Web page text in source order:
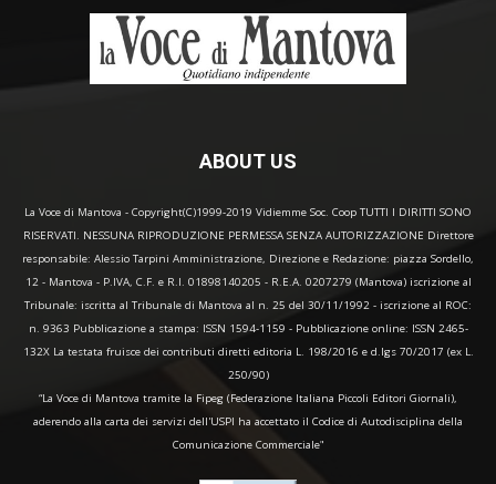
ABOUT US
La Voce di Mantova - Copyright(C)1999-2019 Vidiemme Soc. Coop TUTTI I DIRITTI SONO
RISERVATI. NESSUNA RIPRODUZIONE PERMESSA SENZA AUTORIZZAZIONE Direttore
responsabile: Alessio Tarpini Amministrazione, Direzione e Redazione: piazza Sordello,
12 - Mantova - P.IVA, C.F. e R.I. 01898140205 - R.E.A. 0207279 (Mantova) iscrizione al
Tribunale: iscritta al Tribunale di Mantova al n. 25 del 30/11/1992 - iscrizione al ROC:
n. 9363 Pubblicazione a stampa: ISSN 1594-1159 - Pubblicazione online: ISSN 2465-
132X La testata fruisce dei contributi diretti editoria L. 198/2016 e d.lgs 70/2017 (ex L.
250/90)
“La Voce di Mantova tramite la Fipeg (Federazione Italiana Piccoli Editori Giornali),
aderendo alla carta dei servizi dell'USPI ha accettato il Codice di Autodisciplina della
Comunicazione Commerciale"